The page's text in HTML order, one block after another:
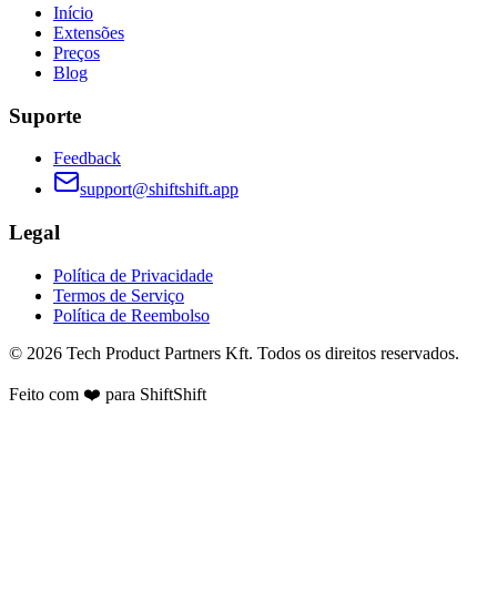
Início
Extensões
Preços
Blog
Suporte
Feedback
support@shiftshift.app
Legal
Política de Privacidade
Termos de Serviço
Política de Reembolso
© 2026 Tech Product Partners Kft. Todos os direitos reservados.
Feito com ❤️ para ShiftShift